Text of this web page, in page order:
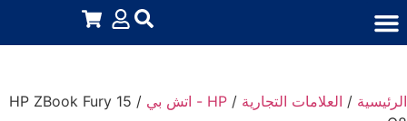
الرئيسية / العلامات التجارية / HP - اتش بي
/ HP ZBook Fury 15